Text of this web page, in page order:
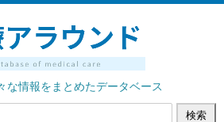
な情報をまとめたデータベース